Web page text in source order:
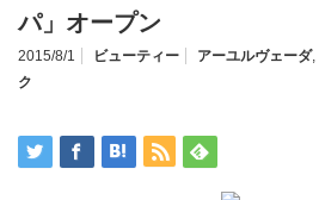
パ」オープン
2015/8/1 ビューティー アーユルヴェーダ,
ク